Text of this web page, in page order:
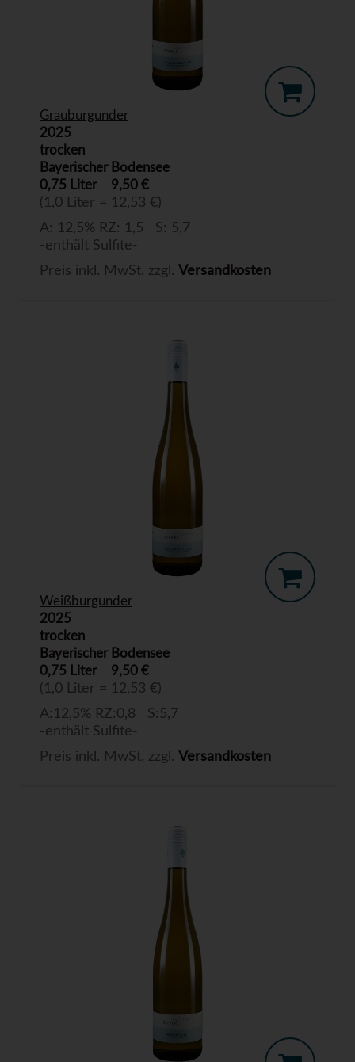
Grauburgunder
2025
trocken
Bayerischer Bodensee
0,75 Liter
9,50 €
(1,0 Liter = 12,53 €)
A: 12,5% RZ: 1,5 S: 5,7
-enthält Sulfite-
Preis inkl. MwSt. zzgl. Versandkosten
Weißburgunder
2025
trocken
Bayerischer Bodensee
0,75 Liter
9,50 €
(1,0 Liter = 12,53 €)
A:12,5% RZ:0,8 S:5,7
-enthält Sulfite-
Preis inkl. MwSt. zzgl. Versandkosten